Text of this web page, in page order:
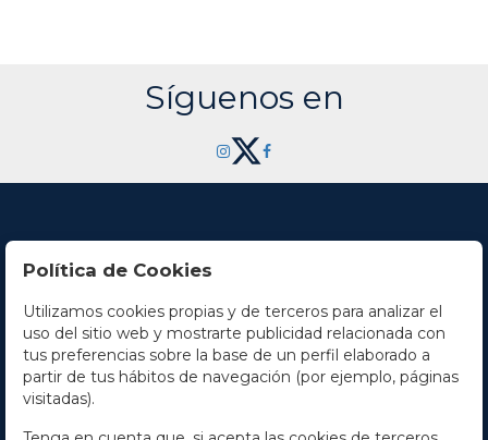
Síguenos en
Contacto
Horario
La empresa
Política de Cookies
Utilizamos cookies propias y de terceros para analizar el
uso del sitio web y mostrarte publicidad relacionada con
tus preferencias sobre la base de un perfil elaborado a
partir de tus hábitos de navegación (por ejemplo, páginas
visitadas).